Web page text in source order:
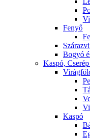
Fenyő
Bogyó
Kaspó,
Kaspó